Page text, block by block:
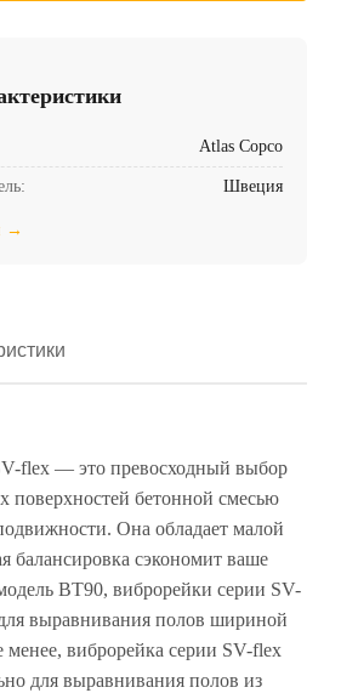
Atlas Copco
Швеция
→
flex — это превосходный выбор
поверхностей бетонной смесью
Она обладает малой
балансировка сэкономит ваше
BT90, виброрейки серии SV-
выравнивания полов шириной
менее, виброрейка серии SV-flex
для выравнивания полов из